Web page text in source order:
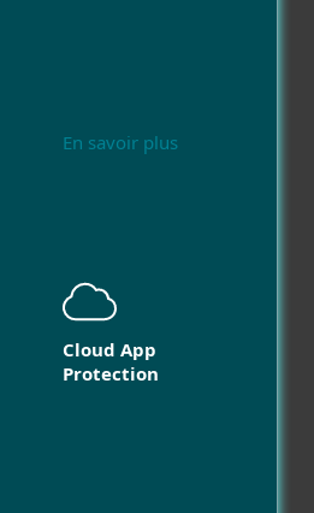
En savoir plus
Cloud App
Protection